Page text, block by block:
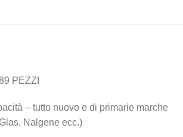
PEZZI
– tutto nuovo e di primarie marche
Nalgene ecc.)